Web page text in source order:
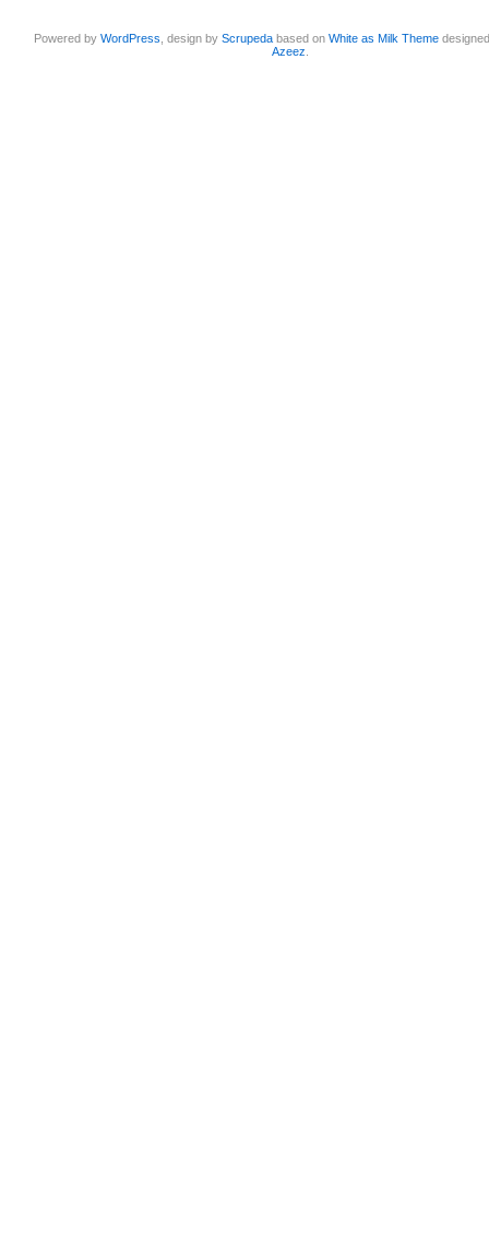
Powered byWordPress , design byScrupeda based onWhite as Milk Theme
Azeez